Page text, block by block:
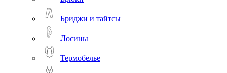
Бриджи и тайтсы
Лосины
Термобелье